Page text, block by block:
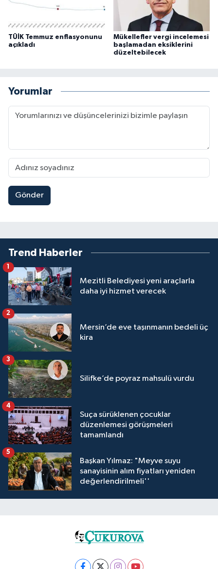
TÜİK Temmuz enflasyonunu
açıkladı
Mükellefler vergi incelemesi
başlamadan eksiklerini
düzeltebilecek
Yorumlar
Gönder
Trend Haberler
Mezitli Belediyesi yeni araçlarla
daha iyi hizmet verecek
1
Mersin’de eve taşınmanın bedeli üç
kira
2
Silifke’de poyraz mahsulü vurdu
3
Suça sürüklenen çocuklar
düzenlemesi görüşmeleri
tamamlandı
4
Başkan Yılmaz: "Meyve suyu
sanayisinin alım fiyatları yeniden
değerlendirilmeli''
5